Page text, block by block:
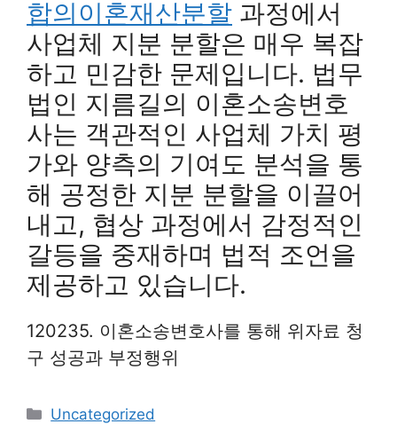
합의이혼재산분할 과정에서
사업체 지분 분할은 매우 복잡
하고 민감한 문제입니다. 법무
법인 지름길의 이혼소송변호
사는 객관적인 사업체 가치 평
가와 양측의 기여도 분석을 통
해 공정한 지분 분할을 이끌어
내고, 협상 과정에서 감정적인
갈등을 중재하며 법적 조언을
제공하고 있습니다.
120235. 이혼소송변호사를 통해 위자료 청
구 성공과 부정행위
Categories
Uncategorized